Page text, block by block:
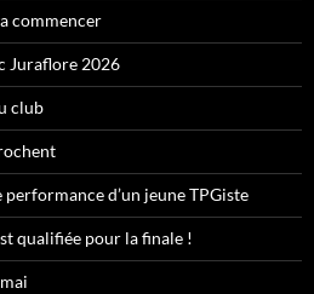
commencer
Juraflore 2026
club
d’un jeune TPGiste
qualifiée pour la finale !